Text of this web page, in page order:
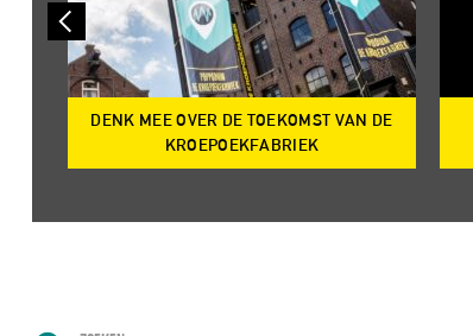
DENK MEE OVER DE TOEKOMST VAN DE
KROEPOEKFABRIEK